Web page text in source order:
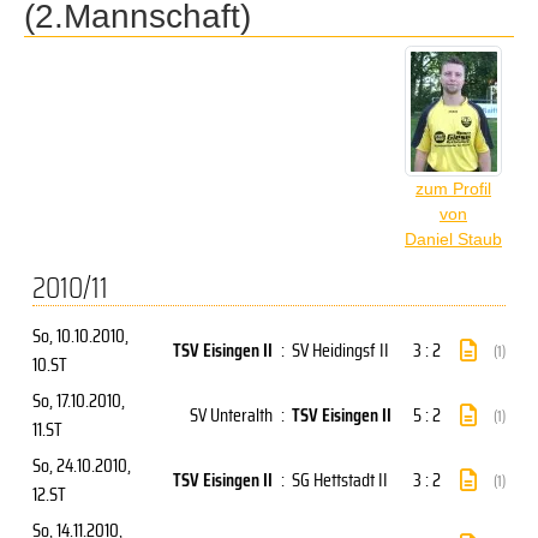
(2.Mannschaft)
zum Profil
von
Daniel Staub
2010/11
So, 10.10.2010,
10.ST
TSV Eisingen II : SV Heidingsf II 3 : 2 (1)
So, 17.10.2010,
11.ST
SV Unteralth : TSV Eisingen II 5 : 2 (1)
So, 24.10.2010,
12.ST
TSV Eisingen II : SG Hettstadt II 3 : 2 (1)
So, 14.11.2010,